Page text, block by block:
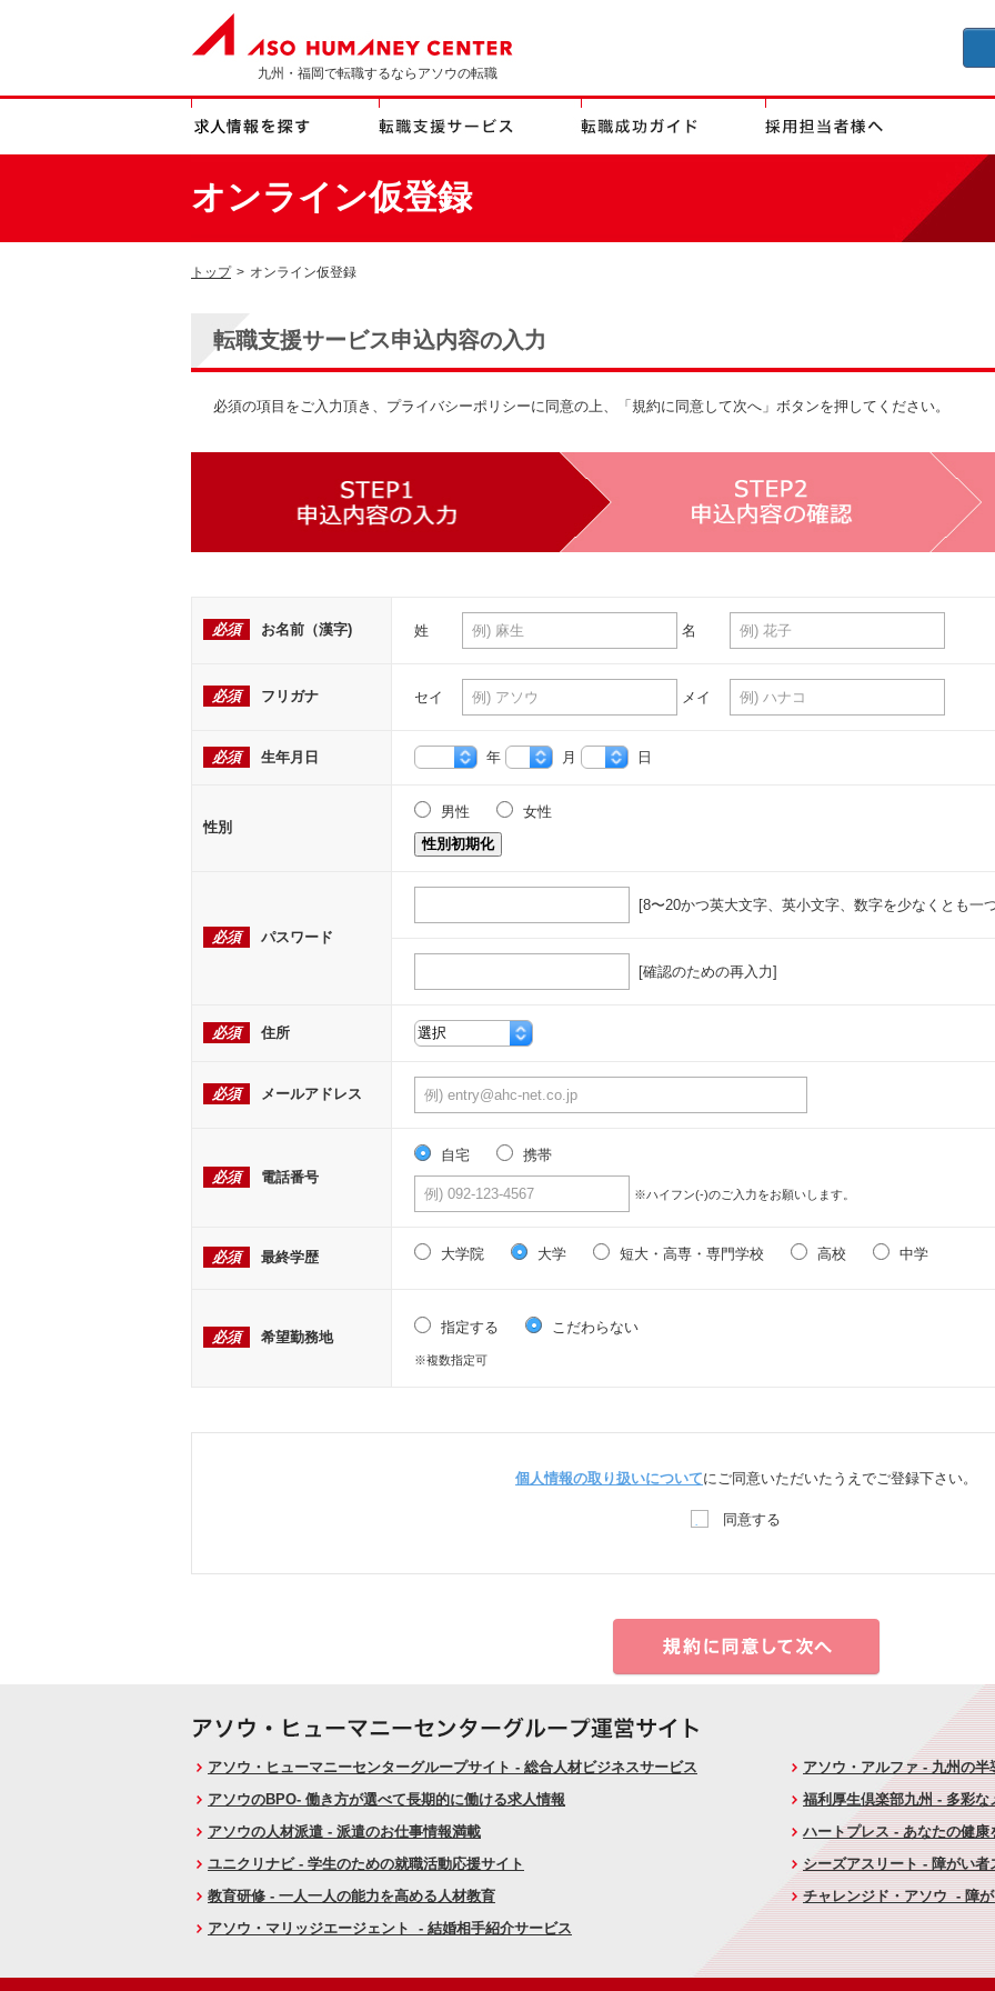
九州・福岡で転職するならアソウの転職
オンライン仮登録
トップ > オンライン仮登録
転職支援サービス申込内容の入力
必須の項目をご入力頂き、プライバシーポリシーに同意の上、「規約に同意して次へ」ボタンを押してください。
必須 お名前（漢字) 姓 名
必須 フリガナ セイ メイ
必須 生年月日 年 月 日
性別
男性
女性
性別初期化
必須 パスワード
[8〜20かつ英大文字、英小文字、数字を少なくとも一
[確認のための再入力]
必須 住所
必須 メールアドレス
必須 電話番号
自宅 携帯
※ハイフン(-)のご入力をお願いします。
必須 最終学歴 大学院 大学 短大・高専・専門学校 高校 中学
必須 希望勤務地
指定する こだわらない
※複数指定可
個人情報の取り扱いについてにご同意いただいたうえでご登録下さい。
同意する
アソウ・ヒューマニーセンターグループサイト - 総合人材ビジネスサービス
アソウのBPO- 働き方が選べて長期的に働ける求人情報
アソウの人材派遣 - 派遣のお仕事情報満載
ユニクリナビ - 学生のための就職活動応援サイト
教育研修 - 一人一人の能力を高める人材教育
アソウ・マリッジエージェント - 結婚相手紹介サービス
アソウ・アルファ - 九州の
福利厚生倶楽部九州 - 多彩
ハートプレス - あなたの健康
シーズアスリート - 障がい
チャレンジド・アソウ - 障